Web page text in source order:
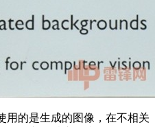
的是生成的图像，在不相关